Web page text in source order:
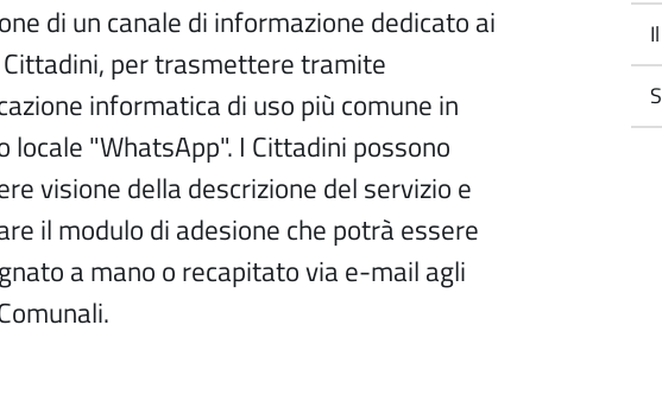
di un canale di informazione dedicato ai
per trasmettere tramite
informatica di uso più comune in
locale "WhatsApp". I Cittadini possono
visione della descrizione del servizio e
il modulo di adesione che potrà essere
a mano o recapitato via e-mail agli